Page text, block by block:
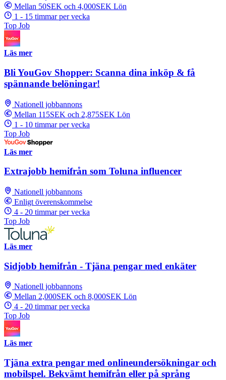
Mellan 50SEK och 4,000SEK Lön
1 - 15 timmar per vecka
Top Job
Läs mer
Bli YouGov Shopper: Scanna dina inköp & få
spännande belöningar!
Nationell jobbannons
Mellan 115SEK och 2,875SEK Lön
1 - 10 timmar per vecka
Top Job
Läs mer
Extrajobb hemifrån som Toluna influencer
Nationell jobbannons
Enligt överenskommelse
4 - 20 timmar per vecka
Top Job
Läs mer
Sidjobb hemifrån - Tjäna pengar med enkäter
Nationell jobbannons
Mellan 2,000SEK och 8,000SEK Lön
4 - 20 timmar per vecka
Top Job
Läs mer
Tjäna extra pengar med onlineundersökningar och
mobilspel. Bekvämt hemifrån eller på språng